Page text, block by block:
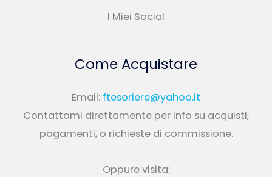
I Miei Social
Come Acquistare
Email: ftesoriere@yahoo.it
Contattami direttamente per info su acquisti,
pagamenti, o richieste di commissione.
Oppure visita: